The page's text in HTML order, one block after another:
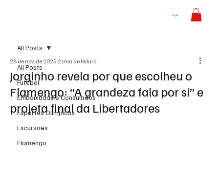
Login
All Posts
Futebol
Embaixadas e Consulados
Esportes Olímpicos
Excursões
Flamengo
All Posts
Jorginho revela por que escolheu o
Flamengo: “A grandeza fala por si” e
projeta final da Libertadores
28 de nov. de 2025 2 min de leitura